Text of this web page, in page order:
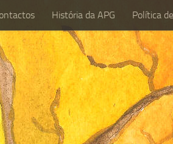
História da APG Política